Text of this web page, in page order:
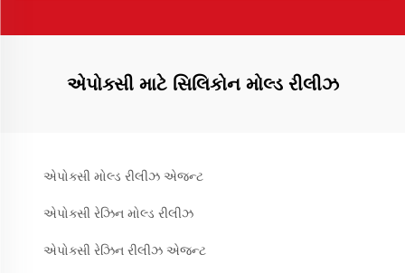
એપોક્સી માટે સિલિકોન મોલ્ડ રીલીઝ
એપોક્સી મોલ્ડ રીલીઝ એજન્ટ
એપોક્સી રેઝિન મોલ્ડ રીલીઝ
એપોક્સી રેઝિન રીલીઝ એજન્ટ